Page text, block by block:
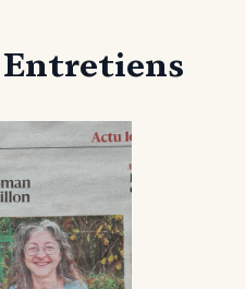
Entretiens